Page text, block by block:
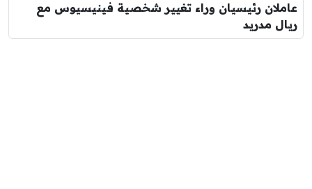
عاملان رئيسيان وراء تغيير شخصية فينيسيوس مع
ريال مدريد